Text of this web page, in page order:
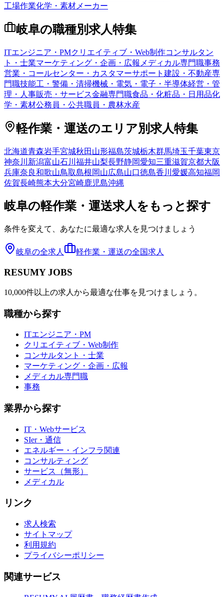
工場作業化学・素材メーカー
岐阜の職種別求人特集
ITエンジニア・PMクリエイティブ・Web制作コンサルタン
ト・士業マーケティング・企画・広報 メディカル専門職事務
営業・コールセンター・カスタマーサポート 建設・不動産専
門職技能工・警備・清掃機械・電気・電子・半導体経営・管
理・人事販売・サービス金融専門職食品・化粧品・日用品化
学・素材公務員・公共職員・農林水産
軽作業・運送のエリア別求人特集
北海道青森岩手宮城秋田 山形福島茨城栃木群馬埼玉千葉東京
神奈川 新潟富山石川 福井山梨長野静岡愛知三重滋賀京都大阪
兵庫奈良和歌山鳥取島根岡山広島山口徳島香川 愛媛高知福岡
佐賀長崎熊本大分宮崎鹿児島沖縄
岐阜の軽作業・運送求人をもっと探す
条件を変えて、あなたに最適な求人を見つけましょう
岐阜の全求人 軽作業・運送の全国求人
RESUMY JOBS
10,000件以上の求人から最適な仕事を見つけましょう。
職種から探す
ITエンジニア・PM
クリエイティブ・Web制作
コンサルタント・士業
マーケティング・企画・広報
メディカル専門職
事務
業界から探す
IT・Webサービス
SIer・通信
エネルギー・インフラ関連
コンサルティング
サービス（無形）
メディカル
リンク
求人検索
サイトマップ
利用規約
プライバシーポリシー
関連サービス